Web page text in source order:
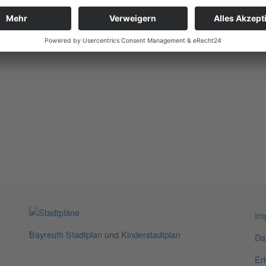
im Museum für bäuerliche
Bayreuth Stadtplan und Kinderstadtplan